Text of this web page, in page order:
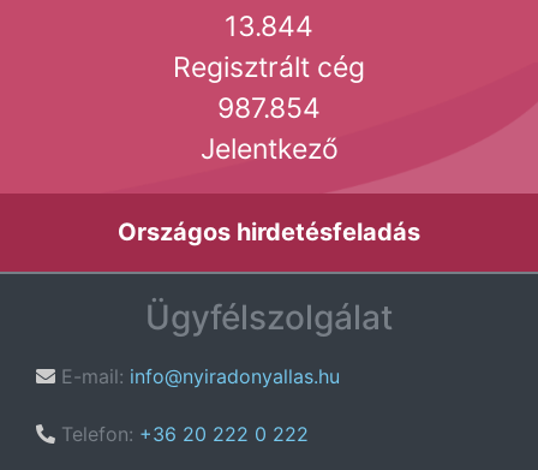
13.844
Regisztrált cég
987.854
Jelentkező
Országos hirdetésfeladás
Ügyfélszolgálat
E-mail: info@nyiradonyallas.hu
Telefon: +36 20 222 0 222